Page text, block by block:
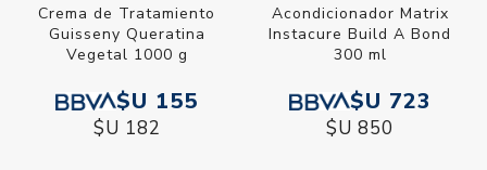
Crema de Tratamiento
Guisseny Queratina
Vegetal 1000 g
$U 155
$U 182
Acondicionador Matrix
Instacure Build A Bond
300 ml
$U 723
$U 850